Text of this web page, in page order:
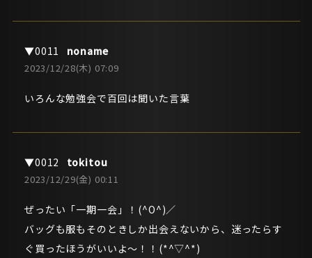
noname
2023/12/28(木) 07:09
いろんな勉強会で百回は聞いた言葉
tokitou
2023/12/29(金) 00:11
ぜったい「一期一会」！(^O^)／
バッグも服もそのときしか出会えないから、迷ったらす
ぐ買ったほうがいいよ～！！(*^▽^*)